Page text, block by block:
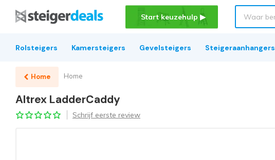
Start keuzehulp ▶
Rolsteigers Kamersteigers Gevelsteigers Steigeraanhangers
Home Home
Altrex LadderCaddy
Schrijf eerste review